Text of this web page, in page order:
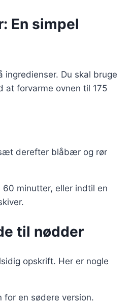
En simpel
Du skal bruge
at forvarme ovnen til 175
derefter blåbær og rør
minutter, eller indtil en
til nødder
opskrift. Her er nogle
en sødere version.